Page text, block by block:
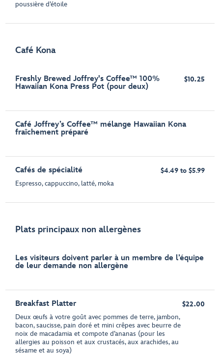
poussière d’étoile
Café Kona
Freshly Brewed Joffrey's Coffee™ 100%
Hawaiian Kona Press Pot (pour deux)
$10.25
Café Joffrey’s Coffee™ mélange Hawaiian Kona
fraîchement préparé
Cafés de spécialité
Espresso, cappuccino, latté, moka
$4.49 to $5.99
Plats principaux non allergènes
Les visiteurs doivent parler à un membre de l’équipe
de leur demande non allergène
Breakfast Platter
Deux œufs à votre goût avec pommes de terre, jambon,
bacon, saucisse, pain doré et mini crêpes avec beurre de
noix de macadamia et compote d’ananas (pour les
allergies au poisson et aux crustacés, aux arachides, au
sésame et au soya)
$22.00